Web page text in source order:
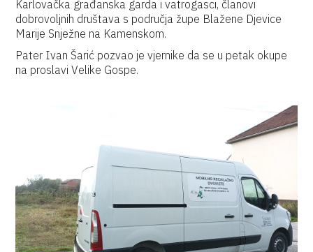
Karlovačka građanska garda i vatrogasci, članovi
dobrovoljnih društava s područja župe Blažene Djevice
Marije Snježne na Kamenskom.
Pater Ivan Šarić pozvao je vjernike da se u petak okupe
na proslavi Velike Gospe.